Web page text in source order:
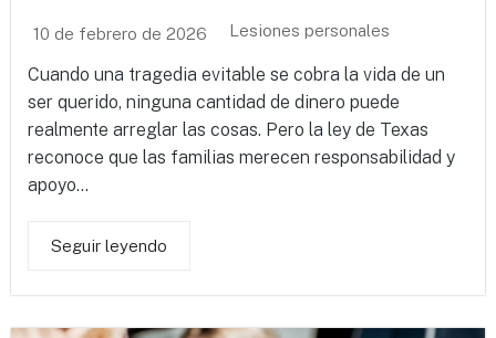
10 de febrero de 2026 Lesiones personales
Cuando una tragedia evitable se cobra la vida de un
ser querido, ninguna cantidad de dinero puede
realmente arreglar las cosas. Pero la ley de Texas
reconoce que las familias merecen responsabilidad y
apoyo...
Seguir leyendo